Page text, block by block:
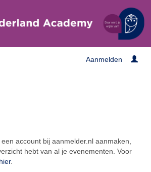
Aanmelden
account bij aanmelder.nl aanmaken,
hebt van al je evenementen. Voor
.